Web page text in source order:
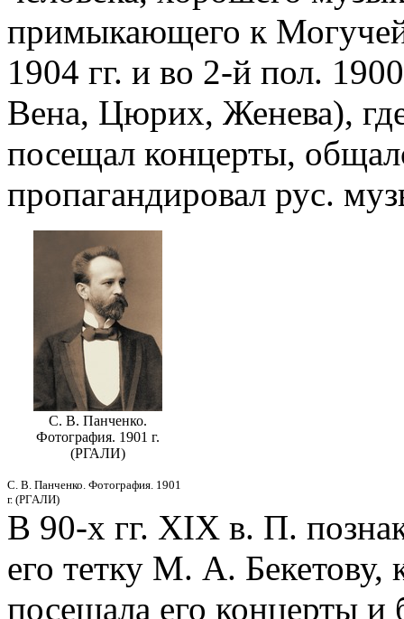
примыкающего к
1904 гг. и во 2-й пол.
Вена, Цюрих, Женева),
посещал концерты,
пропагандировал рус.
С. В. Панченко.
Фотография. 1901 г.
(РГАЛИ)
С. В. Панченко. Фотография. 1901
г. (РГАЛИ)
В 90-х гг. XIX в. П.
его тетку М. А. Бекетову,
посещала его концерты и